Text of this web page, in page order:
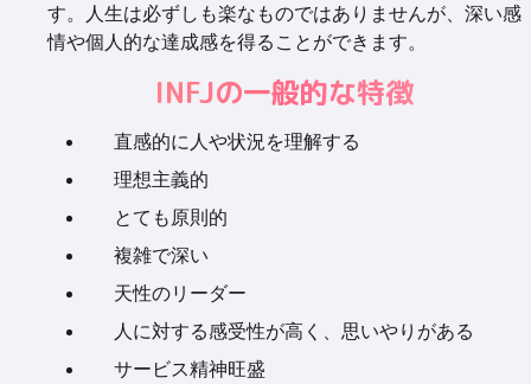
す。人生は必ずしも楽なものではありませんが、深い感
情や個人的な達成感を得ることができます。
INFJの一般的な特徴
直感的に人や状況を理解する
理想主義的
とても原則的
複雑で深い
天性のリーダー
人に対する感受性が高く、思いやりがある
サービス精神旺盛